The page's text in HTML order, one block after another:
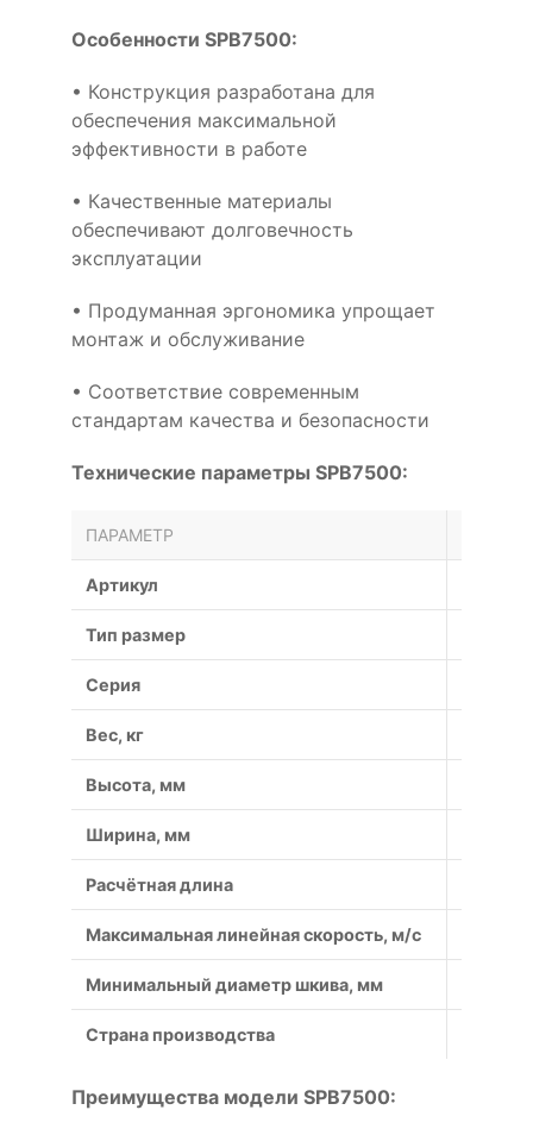
Особенности SPB7500:
• Конструкция разработана для
обеспечения максимальной
эффективности в работе
• Качественные материалы
обеспечивают долговечность
эксплуатации
• Продуманная эргономика упрощает
монтаж и обслуживание
• Соответствие современным
стандартам качества и безопасности
Технические параметры SPB7500:
ПАРАМЕТР
Артикул
Тип размер
Серия
Вес, кг
Высота, мм
Ширина, мм
Расчётная длина
Максимальная линейная скорость, м/с
Минимальный диаметр шкива, мм
Страна производства
Преимущества модели SPB7500: